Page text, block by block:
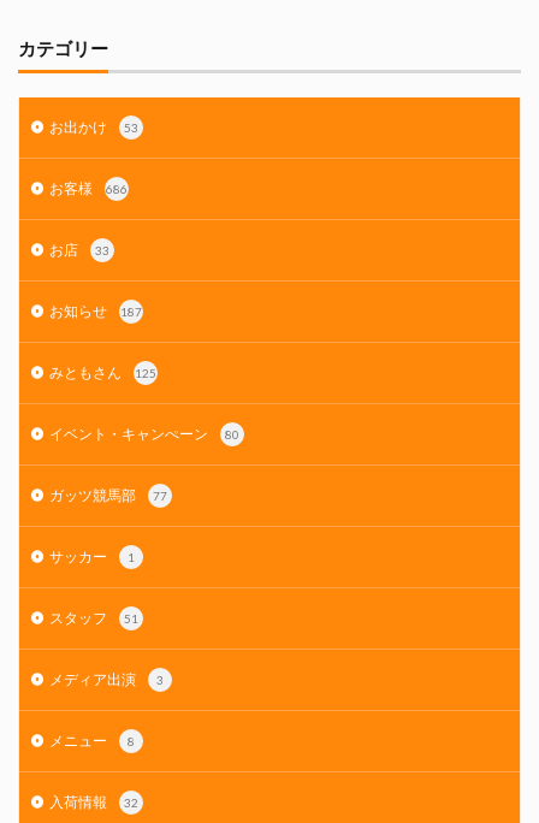
カテゴリー
お出かけ 53
お客様 686
お店 33
お知らせ 187
みともさん 125
イベント・キャンぺーン 80
ガッツ競馬部 77
サッカー 1
スタッフ 51
メディア出演 3
メニュー 8
入荷情報 32